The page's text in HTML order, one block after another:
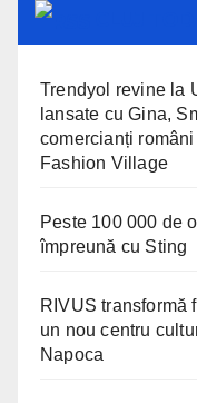
Trendyol revine la
lansate cu Gina,
comercianți
Fashion Village
Peste 100 000 de
împreună cu Sting
RIVUS transformă
un nou centru
Napoca